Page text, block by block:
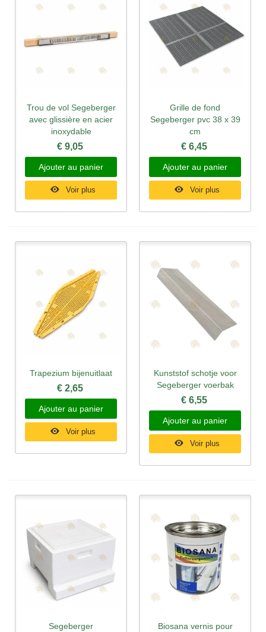
Trou de vol Segeberger
avec glissière en acier
inoxydable
€ 9,05
Ajouter au panier
Voir plus
Grille de fond
Segeberger pvc 38 x 39
cm
€ 6,45
Ajouter au panier
Voir plus
Trapezium bijenuitlaat
€ 2,65
Ajouter au panier
Voir plus
Kunststof schotje voor
Segeberger voerbak
€ 6,55
Ajouter au panier
Voir plus
Segeberger
Biosana vernis pour